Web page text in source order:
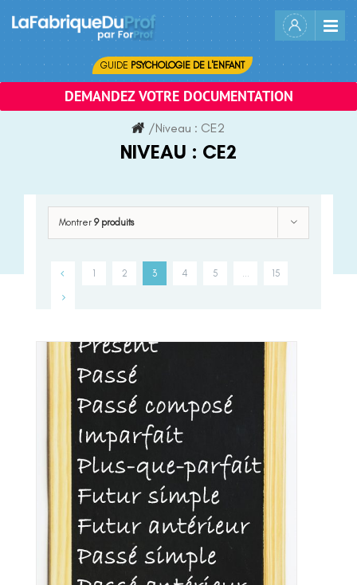
content
GUIDE PSYCHOLOGIE DE L'ENFANT
DEMANDEZ VOTRE DOCUMENTATION
/Niveau : CE2
NIVEAU : CE2
Montrer 9 produits
1 2 3 4 5 15